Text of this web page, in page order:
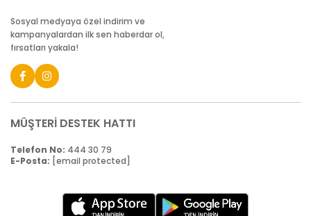
Sosyal medyaya özel indirim ve
kampanyalardan ilk sen haberdar ol,
fırsatları yakala!
MÜŞTERİ DESTEK HATTI
Telefon No: 444 30 79
E-Posta: [email protected]